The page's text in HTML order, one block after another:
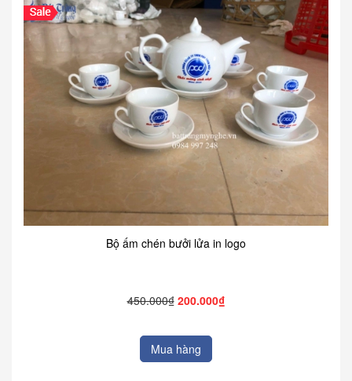
Bộ ấm chén bưởi lửa in logo
450.000₫ 200.000₫
Mua hàng